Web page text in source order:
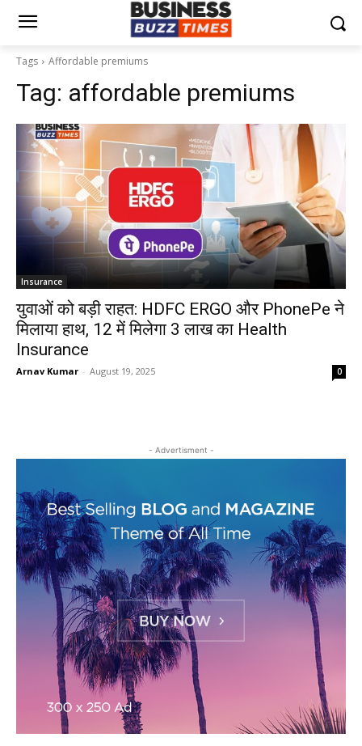
Tags Affordable premiums
Tag: affordable premiums
Insurance
युवाओं को बड़ी राहत: HDFC ERGO और PhonePe ने
मिलाया हाथ, ₹12 में मिलेगा ₹3 लाख का Health
Insurance
Arnav Kumar - August 19, 2025 0
- Advertisment -